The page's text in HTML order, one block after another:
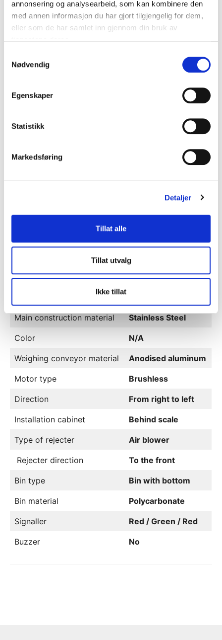
annonsering og analysearbeid, som kan kombinere den
med annen informasjon du har gjort tilgjengelig for dem,
eller som de har samlet inn gjennom din bruk av
Nødvendig
Egenskaper
Statistikk
Markedsføring
Detaljer
Tillat alle
Tillat utvalg
Ikke tillat
10 g
(pcs/min)
mode
IP rating
230V AC, 50Hz
Checkweigher design:
Main construction material Stainless Steel
Color N/A
Weighing conveyor material Anodised aluminum
Motor type Brushless
Direction From right to left
Installation cabinet Behind scale
Type of rejecter Air blower
Rejecter direction To the front
Bin type Bin with bottom
Bin material Polycarbonate
Signaller Red / Green / Red
Buzzer No